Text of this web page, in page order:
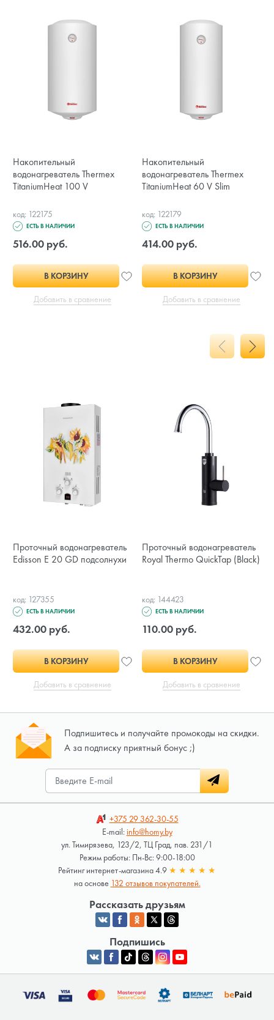
Накопительный
водонагреватель Thermex
TitaniumHeat 100 V
код: 122175
ЕСТЬ В НАЛИЧИИ
516.00 руб.
В КОРЗИНУ
Добавить в сравнение
Накопительный
водонагреватель Thermex
TitaniumHeat 60 V Slim
код: 122179
ЕСТЬ В НАЛИЧИИ
414.00 руб.
В КОРЗИНУ
Добавить в сравнение
Проточный водонагреватель
Edisson E 20 GD подсолнухи
код: 127355
ЕСТЬ В НАЛИЧИИ
432.00 руб.
В КОРЗИНУ
Добавить в сравнение
Проточный водонагреватель
Royal Thermo QuickTap (Black)
код: 144423
ЕСТЬ В НАЛИЧИИ
110.00 руб.
В КОРЗИНУ
Добавить в сравнение
Подпишитесь и получайте промокоды на скидки.
А за подписку приятный бонус ;)
+375 29362-30-55
E-mail:info@homy.by
ул. Тимирязева, 123/2, ТЦ Град, пав. 231/1
Режим работы: Пн-Вс: 9:00-18:00
Рейтинг интернет-магазина 4.9 ★ ★ ★ ★ ★
на основе 132 отзывов покупателей.
Рассказать друзьям
Подпишись